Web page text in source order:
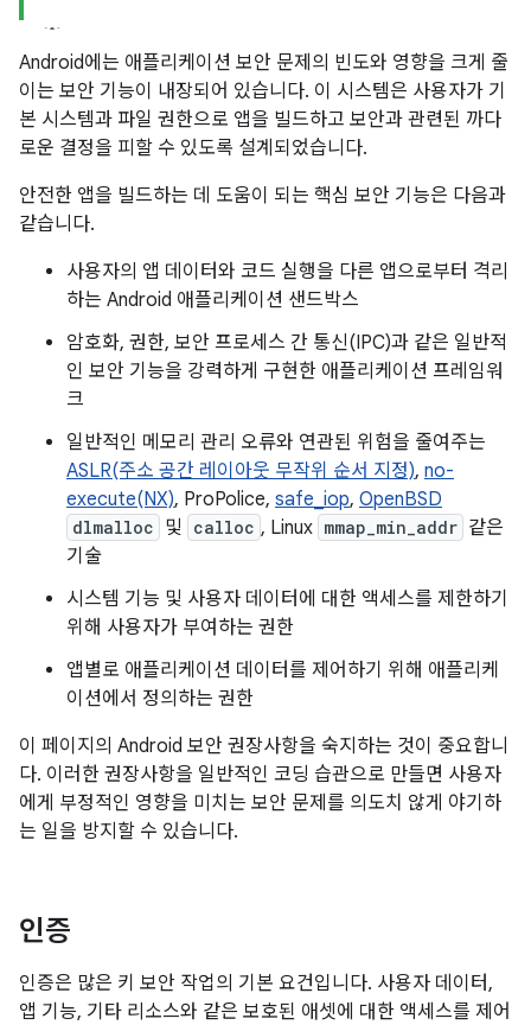
Android에는 애플리케이션 보안 문제의 빈도와 영향을 크게 줄
이는 보안 기능이 내장되어 있습니다. 이 시스템은 사용자가 기
본 시스템과 파일 권한으로 앱을 빌드하고 보안과 관련된 까다
로운 결정을 피할 수 있도록 설계되었습니다.
안전한 앱을 빌드하는 데 도움이 되는 핵심 보안 기능은 다음과
같습니다.
사용자의 앱 데이터와 코드 실행을 다른 앱으로부터 격리
하는 Android 애플리케이션 샌드박스
암호화, 권한, 보안 프로세스 간 통신(IPC)과 같은 일반적
인 보안 기능을 강력하게 구현한 애플리케이션 프레임워
크
일반적인 메모리 관리 오류와 연관된 위험을 줄여주는
ASLR(주소 공간 레이아웃 무작위 순서 지정), no-
execute(NX), ProPolice, safe_iop, OpenBSD
dlmalloc 및 calloc , Linux mmap_min_addr 같은
기술
시스템 기능 및 사용자 데이터에 대한 액세스를 제한하기
위해 사용자가 부여하는 권한
앱별로 애플리케이션 데이터를 제어하기 위해 애플리케
이션에서 정의하는 권한
이 페이지의 Android 보안 권장사항을 숙지하는 것이 중요합니
다. 이러한 권장사항을 일반적인 코딩 습관으로 만들면 사용자
에게 부정적인 영향을 미치는 보안 문제를 의도치 않게 야기하
는 일을 방지할 수 있습니다.
인증
인증은 많은 키 보안 작업의 기본 요건입니다. 사용자 데이터,
앱 기능, 기타 리소스와 같은 보호된 애셋에 대한 액세스를 제어